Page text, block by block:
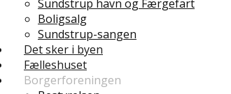
Sundstrup havn og Færgefart
Boligsalg
Sundstrup-sangen
Det sker i byen
Fælleshuset
Borgerforeningen